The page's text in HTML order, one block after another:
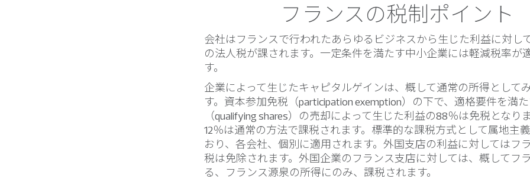
フランスの税制ポイント
会社はフランスで行われたあらゆるビジネスから生じた利益に対し
の法人税が課されます。一定条件を満たす中小企業には軽減税率が
す。
企業によって生じたキャピタルゲインは、概して通常の所得として
す。資本参加免税（participation exemption）の下で、適格要件を満
（qualifying shares）の売却によって生じた利益の88％は免税となり
12％は通常の方法で課税されます。標準的な課税方式として属地主
おり、各会社、個別に適用されます。外国支店の利益に対してはフ
税は免除されます。外国企業のフランス支店に対しては、概してフ
る、フランス源泉の所得にのみ、課税されます。